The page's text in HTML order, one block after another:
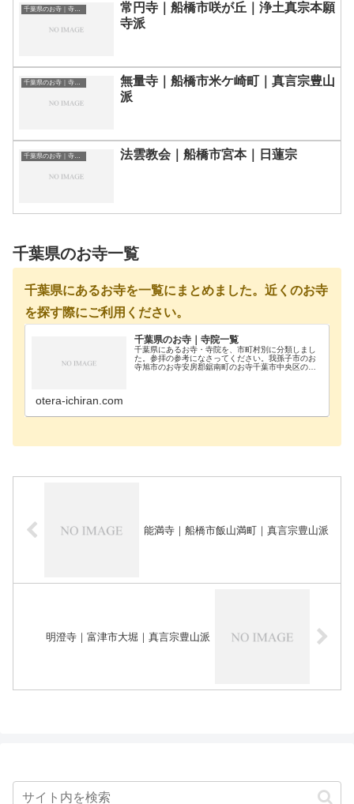
千葉県のお寺｜寺院一覧
常円寺｜船橋市咲が丘｜浄土真宗本願
寺派
千葉県のお寺｜寺院一覧
無量寺｜船橋市米ケ崎町｜真言宗豊山
派
千葉県のお寺｜寺院一覧 法雲教会｜船橋市宮本｜日蓮宗
千葉県のお寺一覧
千葉県にあるお寺を一覧にまとめました。近くのお寺
を探す際にご利用ください。
千葉県のお寺｜寺院一覧
千葉県にあるお寺・寺院を、市町村別に分類しまし
た。参拝の参考になさってください。我孫子市のお
寺旭市のお寺安房郡鋸南町のお寺千葉市中央区のお
otera-ichiran.com
能満寺｜船橋市飯山満町｜真言宗豊山派
明澄寺｜富津市大堀｜真言宗豊山派